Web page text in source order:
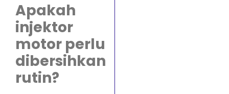
Apakah
injektor
motor perlu
dibersihkan
rutin?